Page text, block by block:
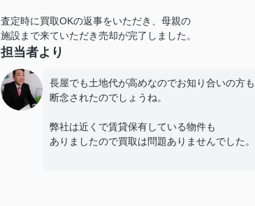
査定時に買取OKの返事をいただき、母親の
施設まで来ていただき売却が完了しました。
担当者より
長屋でも土地代が高めなのでお知り合いの方も
断念されたのでしょうね。
弊社は近くで賃貸保有している物件も
ありましたので買取は問題ありませんでした。